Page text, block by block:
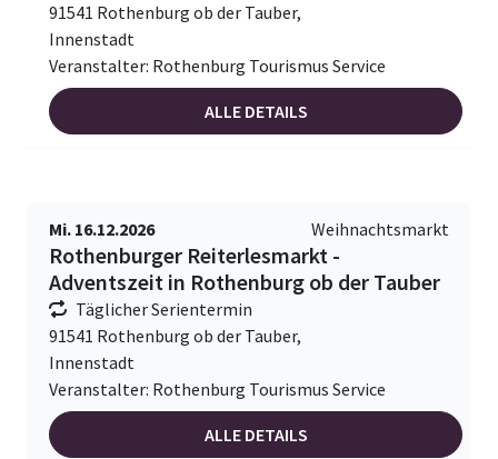
91541 Rothenburg ob der Tauber,
Innenstadt
Veranstalter: Rothenburg Tourismus Service
ALLE DETAILS
Mi. 16.12.2026 Weihnachtsmarkt
Rothenburger Reiterlesmarkt -
Adventszeit in Rothenburg ob der Tauber
Täglicher Serientermin
91541 Rothenburg ob der Tauber,
Innenstadt
Veranstalter: Rothenburg Tourismus Service
ALLE DETAILS